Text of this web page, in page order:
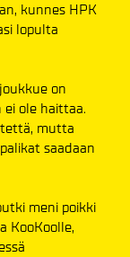
kunnes HPK
lopulta
on
ole haittaa.
mutta
saadaan
meni poikki
KooKoolle,